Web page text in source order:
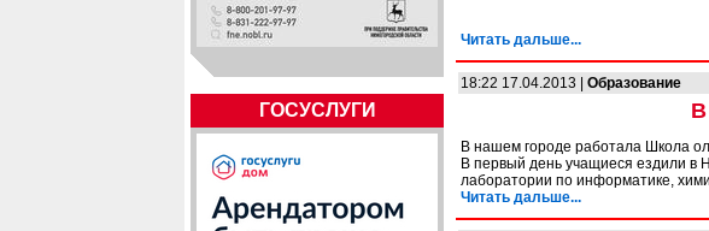
ГОСУСЛУГИ
Читать дальше...
18:22 17.04.2013 | Образование
В нашем городе работала Школа
В первый день учащиеся ездили в
лаборатории по информатике,
Читать дальше...